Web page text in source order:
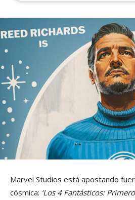
Marvel Studios está apostando
cósmica: ‘Los 4 Fantásticos: